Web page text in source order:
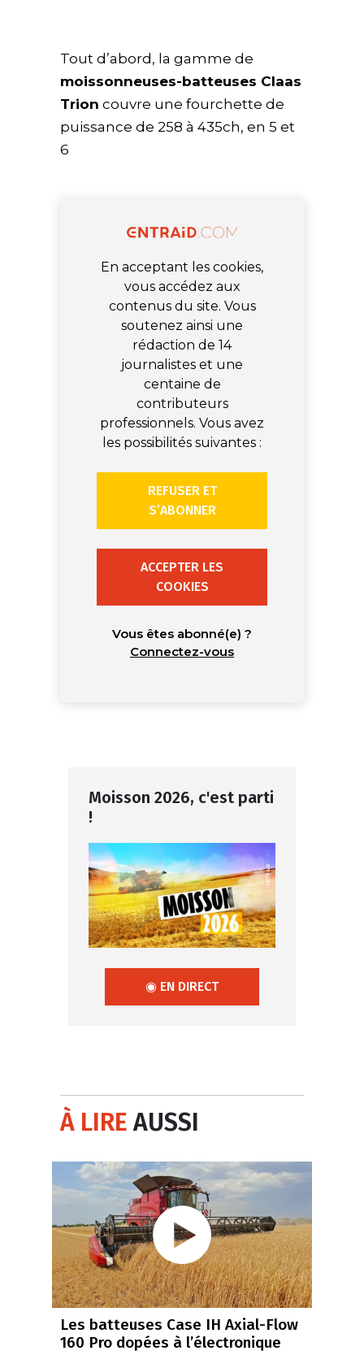
Tout d’abord, la gamme de
moissonneuses-batteuses Claas
Trion couvre une fourchette de
puissance de 258 à 435ch, en 5 et
6
En acceptant les cookies,
vous accédez aux
contenus du site. Vous
soutenez ainsi une
rédaction de 14
journalistes et une
centaine de
contributeurs
professionnels. Vous avez
les possibilités suivantes :
REFUSER ET
S’ABONNER
ACCEPTER LES
COOKIES
Vous êtes abonné(e) ?
Connectez-vous
Moisson 2026, c'est parti
!
◉ EN DIRECT
À LIREAUSSI
Les batteuses Case IH Axial-Flow
160 Pro dopées à l’électronique